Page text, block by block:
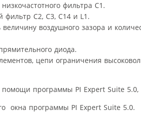
фильтра С1.
фильтр С2, С3, С14 и L1.
воздушного зазора и
диода.
цепи ограничения
программы PI Expert Suite
окна программы PI Expert Suite 5.0.